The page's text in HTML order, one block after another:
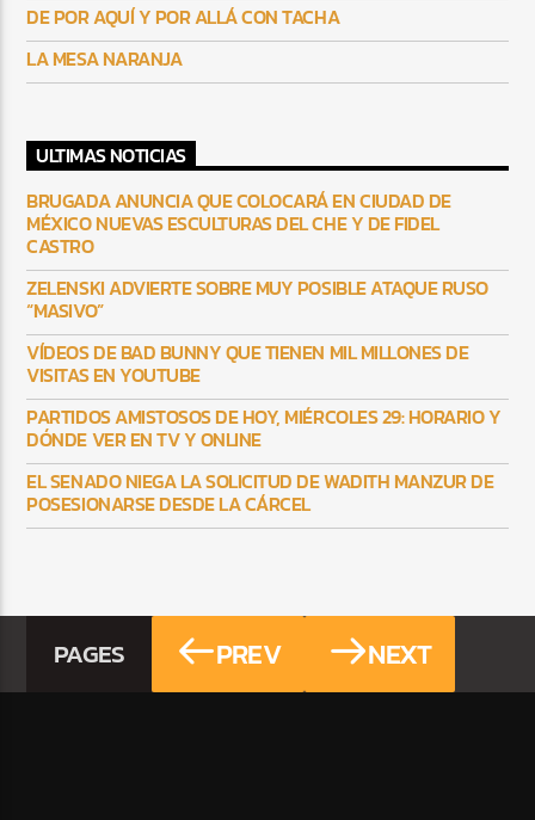
DE POR AQUÍ Y POR ALLÁ CON TACHA
LA MESA NARANJA
ULTIMAS NOTICIAS
BRUGADA ANUNCIA QUE COLOCARÁ EN CIUDAD DE
MÉXICO NUEVAS ESCULTURAS DEL CHE Y DE FIDEL
CASTRO
ZELENSKI ADVIERTE SOBRE MUY POSIBLE ATAQUE RUSO
“MASIVO”
VÍDEOS DE BAD BUNNY QUE TIENEN MIL MILLONES DE
VISITAS EN YOUTUBE
PARTIDOS AMISTOSOS DE HOY, MIÉRCOLES 29: HORARIO Y
DÓNDE VER EN TV Y ONLINE
EL SENADO NIEGA LA SOLICITUD DE WADITH MANZUR DE
POSESIONARSE DESDE LA CÁRCEL
PAGES PREV NEXT